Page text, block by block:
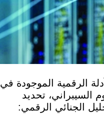
الرقمية الموجودة في
السيبراني، تحديد
الجنائي الرقمي: